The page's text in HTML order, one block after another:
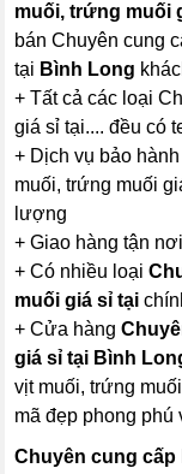
muối, trứng muối
bán Chuyên cung
tại Bình Long
+ Tất cả các loại
giá sỉ tại.... đều có
+ Dịch vụ bảo
muối, trứng muối
lượng
+ Giao hàng tận
+ Có nhiều loại
muối giá sỉ tại
+ Cửa hàng
giá sỉ tại Bình
vịt muối, trứng
mã đẹp phong phú
Chuyên cung